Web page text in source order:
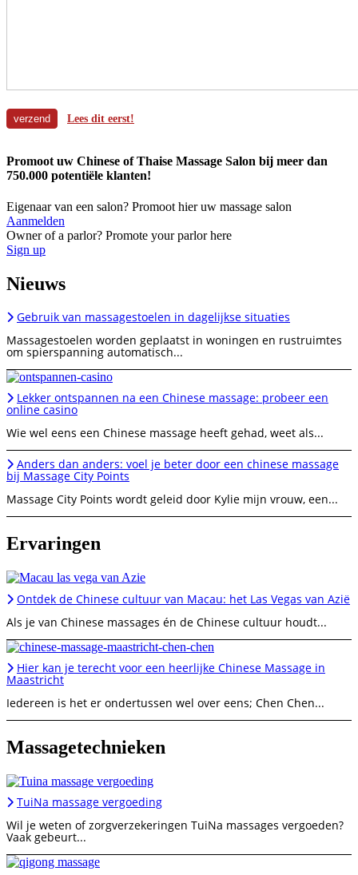
Lees dit eerst!
Promoot uw Chinese of Thaise Massage Salon bij meer dan
750.000 potentiële klanten!
Eigenaar van een salon? Promoot hier uw massage salon
Aanmelden
Owner of a parlor? Promote your parlor here
Sign up
Nieuws
Gebruik van massagestoelen in dagelijkse situaties
Massagestoelen worden geplaatst in woningen en rustruimtes
om spierspanning automatisch...
Lekker ontspannen na een Chinese massage: probeer een
online casino
Wie wel eens een Chinese massage heeft gehad, weet als...
Anders dan anders: voel je beter door een chinese massage
bij Massage City Points
Massage City Points wordt geleid door Kylie mijn vrouw, een...
Ervaringen
Ontdek de Chinese cultuur van Macau: het Las Vegas van Azië
Als je van Chinese massages én de Chinese cultuur houdt...
Hier kan je terecht voor een heerlijke Chinese Massage in
Maastricht
Iedereen is het er ondertussen wel over eens; Chen Chen...
Massagetechnieken
TuiNa massage vergoeding
Wil je weten of zorgverzekeringen TuiNa massages vergoeden?
Vaak gebeurt...